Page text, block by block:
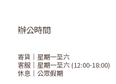
辦公時間
寄貨｜星期一至六
客服｜星期一至六 (12:00-18:00)
休息｜公眾假期